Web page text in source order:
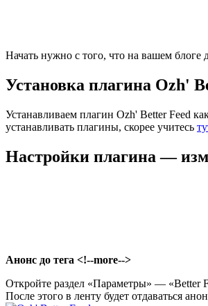
Начать нужно с того, что на вашем
Установка плагина Ozh'
Устанавливаем плагин Ozh' Better Feed
устанавливать плагины, скорее учитесь
Настройки плагина —
Анонс до тега <!--more-->
Откройте раздел «Параметры» — «Better
После этого в ленту будет отдаваться